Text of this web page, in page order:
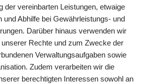
der vereinbarten Leistungen, etwaige
und Abhilfe bei Gewährleistungs- und
Darüber hinaus verwenden wir
Rechte und zum Zwecke der
Verwaltungsaufgaben sowie
Zudem verarbeiten wir die
berechtigten Interessen sowohl an